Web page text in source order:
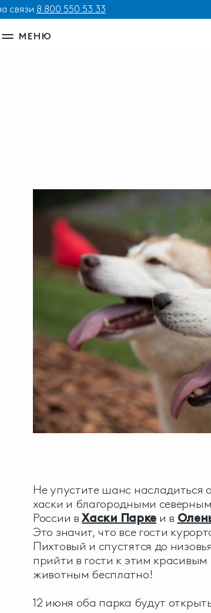
связи 8 800 550 53 33
МЕНЮ
Не упустите шанс
хаски и благородными
России вХаски Парке и в
Это значит, что все гости
Пихтовый и спустятся до
прийти в гости к этим
животным бесплатно!
12 июня оба парка будут